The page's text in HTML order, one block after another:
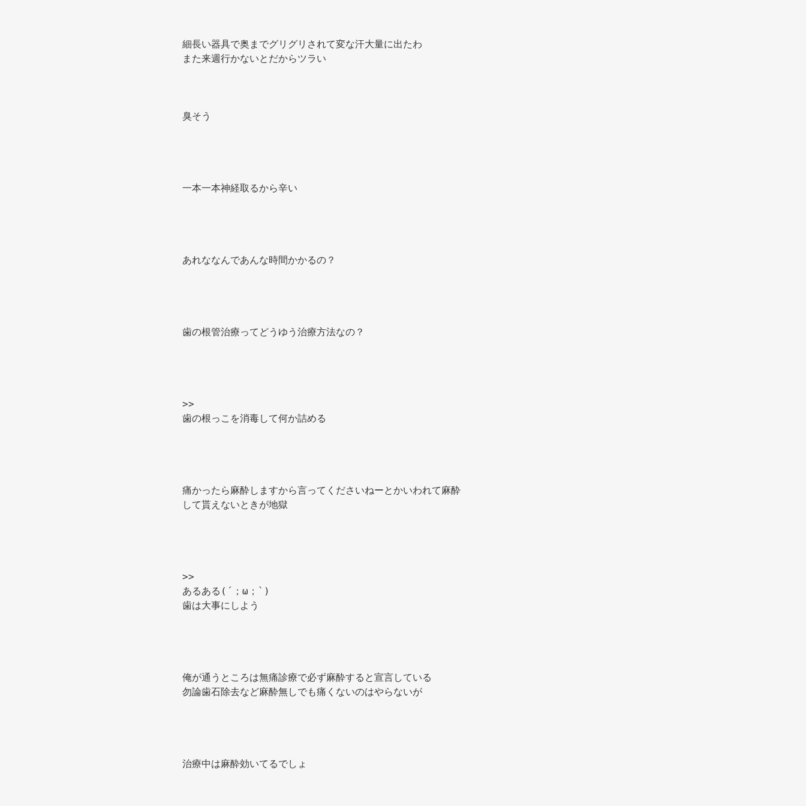
細長い器具で奥までグリグリされて変な汗大量に出たわ
また来週行かないとだからツラい
臭そう
一本一本神経取るから辛い
あれななんであんな時間かかるの？
歯の根管治療ってどうゆう治療方法なの？
>>
歯の根っこを消毒して何か詰める
痛かったら麻酔しますから言ってくださいねーとかいわれて麻酔
して貰えないときが地獄
>>
あるある(´；ω；`)
歯は大事にしよう
俺が通うところは無痛診療で必ず麻酔すると宣言している
勿論歯石除去など麻酔無しでも痛くないのはやらないが
治療中は麻酔効いてるでしょ